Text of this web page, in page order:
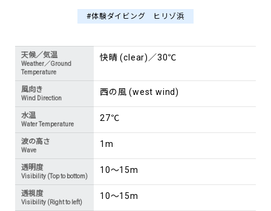
#体験ダイビング ヒリゾ浜
天候／気温
Weather／Ground
Temperature
快晴 (clear)／30℃
風向き
Wind Direction
西の風 (west wind)
水温
Water Temperature
27℃
波の高さ
Wave
1m
透明度
Visibility (Top to bottom)
10～15m
透視度
Visibility (Right to left)
10～15m